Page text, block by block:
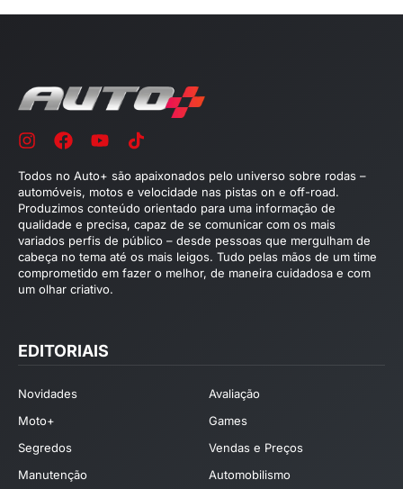
Todos no Auto+ são apaixonados pelo universo sobre rodas –
automóveis, motos e velocidade nas pistas on e off-road.
Produzimos conteúdo orientado para uma informação de
qualidade e precisa, capaz de se comunicar com os mais
variados perfis de público – desde pessoas que mergulham de
cabeça no tema até os mais leigos. Tudo pelas mãos de um time
comprometido em fazer o melhor, de maneira cuidadosa e com
um olhar criativo.
EDITORIAIS
Novidades
Avaliação
Moto+
Games
Segredos
Vendas e Preços
Manutenção
Automobilismo